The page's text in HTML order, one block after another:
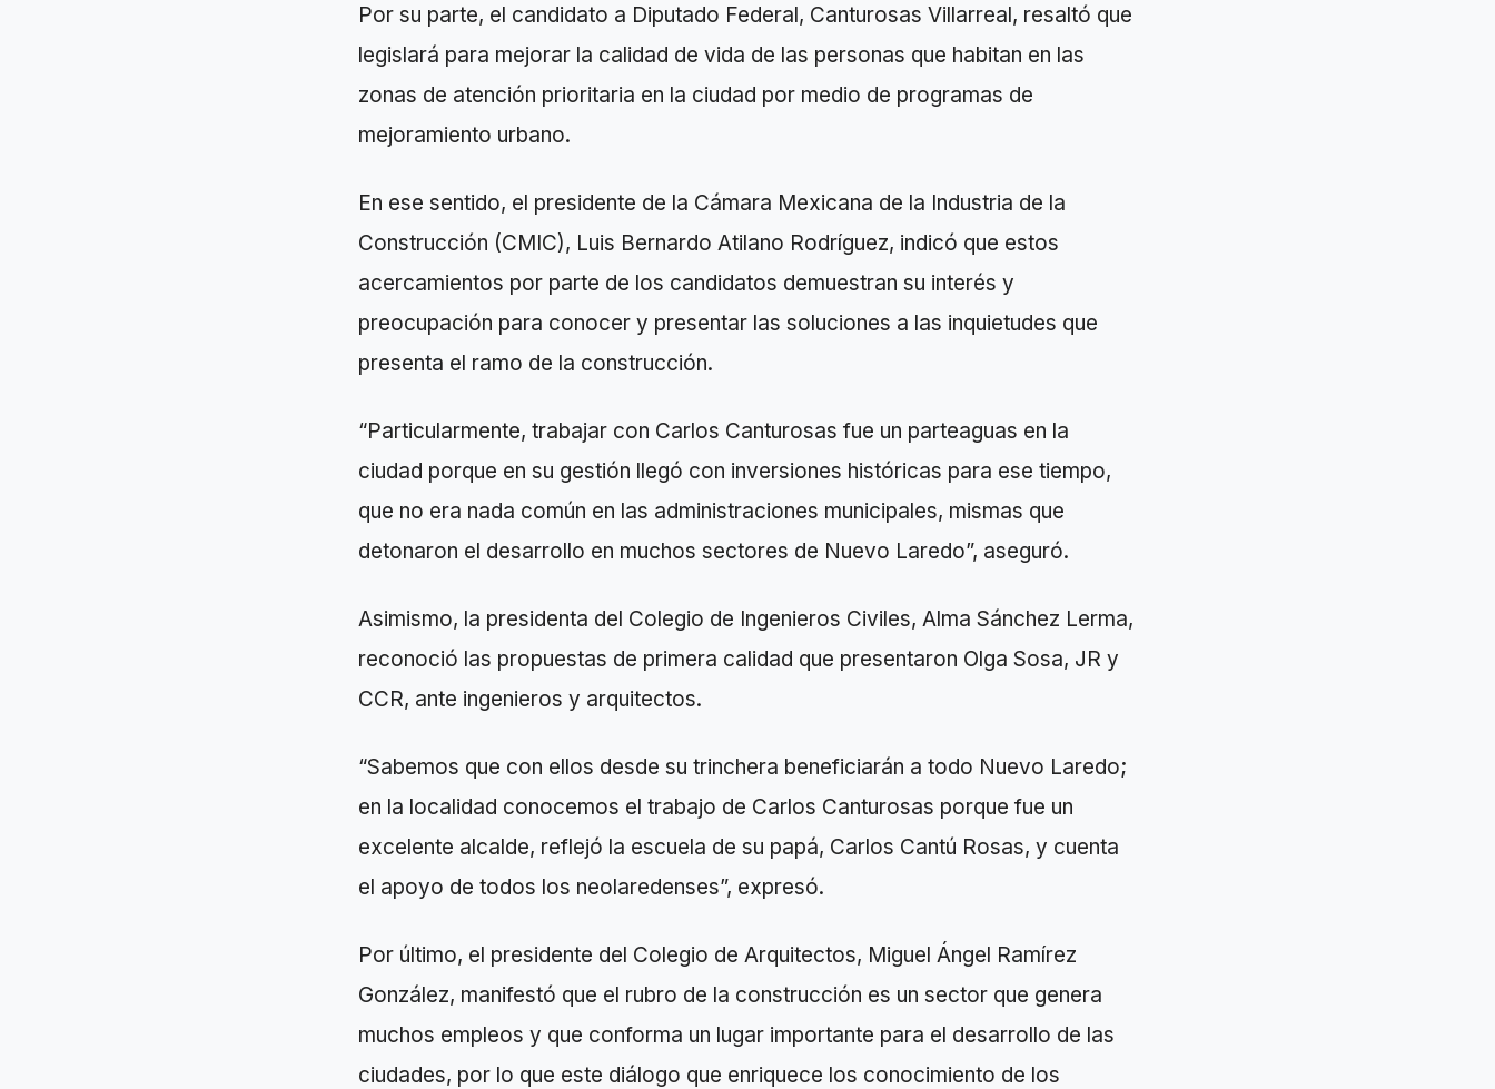
Por su parte, el candidato a Diputado Federal, Canturosas Villarreal, resaltó que
legislará para mejorar la calidad de vida de las personas que habitan en las
zonas de atención prioritaria en la ciudad por medio de programas de
mejoramiento urbano.
En ese sentido, el presidente de la Cámara Mexicana de la Industria de la
Construcción (CMIC), Luis Bernardo Atilano Rodríguez, indicó que estos
acercamientos por parte de los candidatos demuestran su interés y
preocupación para conocer y presentar las soluciones a las inquietudes que
presenta el ramo de la construcción.
“Particularmente, trabajar con Carlos Canturosas fue un parteaguas en la
ciudad porque en su gestión llegó con inversiones históricas para ese tiempo,
que no era nada común en las administraciones municipales, mismas que
detonaron el desarrollo en muchos sectores de Nuevo Laredo”, aseguró.
Asimismo, la presidenta del Colegio de Ingenieros Civiles, Alma Sánchez Lerma,
reconoció las propuestas de primera calidad que presentaron Olga Sosa, JR y
CCR, ante ingenieros y arquitectos.
“Sabemos que con ellos desde su trinchera beneficiarán a todo Nuevo Laredo;
en la localidad conocemos el trabajo de Carlos Canturosas porque fue un
excelente alcalde, reflejó la escuela de su papá, Carlos Cantú Rosas, y cuenta
el apoyo de todos los neolaredenses”, expresó.
Por último, el presidente del Colegio de Arquitectos, Miguel Ángel Ramírez
González, manifestó que el rubro de la construcción es un sector que genera
muchos empleos y que conforma un lugar importante para el desarrollo de las
ciudades, por lo que este diálogo que enriquece los conocimiento de los